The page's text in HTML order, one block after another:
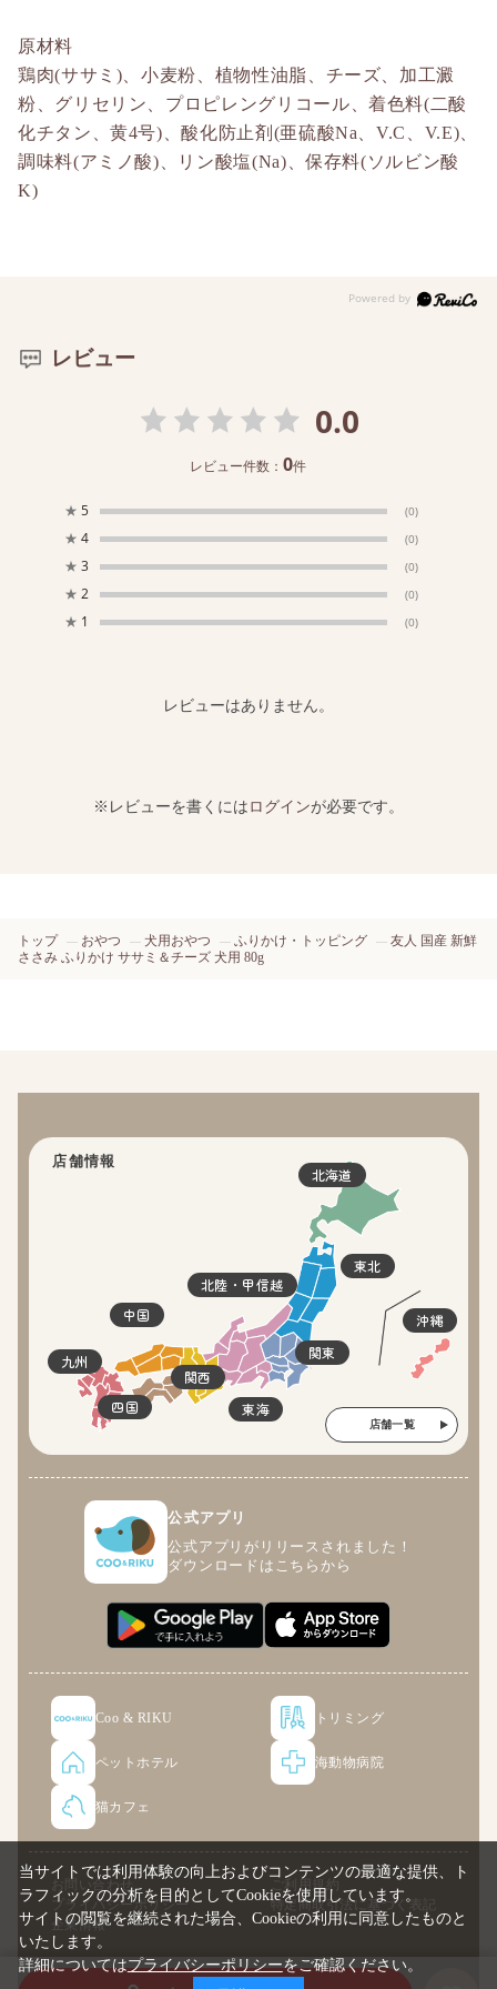
原材料
鶏肉(ササミ)、小麦粉、植物性油脂、チーズ、加工澱
粉、グリセリン、プロピレングリコール、着色料(二酸
化チタン、黄4号)、酸化防止剤(亜硫酸Na、V.C、V.E)、
調味料(アミノ酸)、リン酸塩(Na)、保存料(ソルビン酸
K)
レビュー
0.0
レビュー件数：0件
★ 5 (0)
★ 4 (0)
★ 3 (0)
★ 2 (0)
★ 1 (0)
レビューはありません。
※レビューを書くにはログインが必要です。
トップ おやつ 犬用おやつ ふりかけ・トッピング
友人 国産 新鮮
ささみ ふりかけ ササミ＆チーズ 犬用 80g
店舗情報
北海道
東北
関東
北陸・甲信越
東海
関西
四国
中国
九州
沖縄
店舗一覧
公式アプリ
公式アプリがリリースされました！
ダウンロードはこちらから
Coo & RIKU トリミング
ペットホテル 海動物病院
猫カフェ
お問い合わせ
ご利用規約
プライバシーポリシー
特定商取引法に基づく表記
企業情報
© COO PREMIUM ONLINE
当サイトでは利用体験の向上およびコンテンツの最適な提供、ト
ラフィックの分析を目的としてCookieを使用しています。
サイトの閲覧を継続された場合、Cookieの利用に同意したものと
いたします。
詳細についてはプライバシーポリシーをご確認ください。